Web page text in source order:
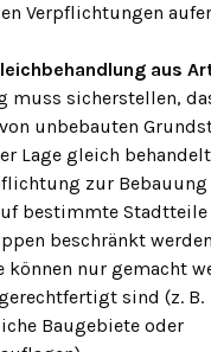
Verpflichtungen
aus
muss sicherstellen,
unbebauten
Lage gleich
zur
bestimmte Stadtteile
beschränkt
können nur gemacht
sind (z. B.
Baugebiete oder